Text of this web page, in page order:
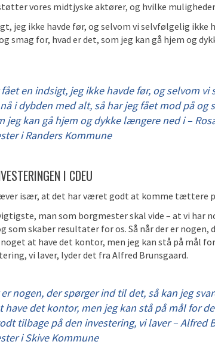
vores midtjyske aktører, og hvilke
jeg ikke havde før, og selvom vi selvfølgelig ikke
smag for, hvad er det, som jeg kan gå hjem og
en indsigt, jeg ikke havde før, og selvom vi
i dybden med alt, så har jeg fået mod på og
jeg kan gå hjem og dykke længere ned i –
i Randers Kommune
I CDEU
især, at det har været godt at komme tættere
man som borgmester skal vide – at vi har
som skaber resultater for os. Så når der er nogen,
at have det kontor, men jeg kan stå på mål
vi laver, lyder det fra Alfred Brunsgaard.
nogen, der spørger ind til det, så kan jeg
have det kontor, men jeg kan stå på mål for
tilbage på den investering, vi laver – Alfred
i Skive Kommune